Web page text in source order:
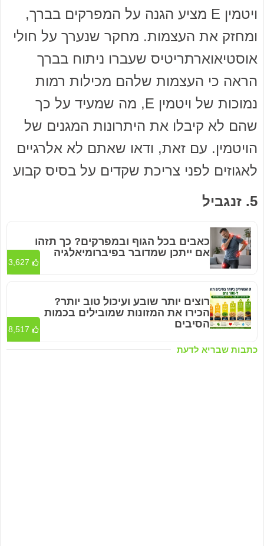
ויטמין E מציע הגנה על המפרקים בברך,
ומחזק את העצמות. מחקר שנערך על חולי
אוסטיאוארתריטיס שעברו ניתוח בברך
הראה כי העצמות שלהם מכילות רמות
נמוכות של ויטמין E, מה שמעיד על כך
שהם לא קיבלו את היתרונות המגנים של
הויטמין. עם זאת, ודאו שאתם לא אלרגיים
לאגוזים לפני צריכת שקדים על בסיס קבוע
5. זנגביל
כתבות שבריא לדעת
כאבים בכל הגוף ובמפרקים? כך תזהו
אם ייתכן שמדובר בפיברומיאלגיה
3,627
רוצים יותר שובע ועיכול טוב יותר?
הכירו את המזונות שמובילים בכמות
הסיבים
8,517